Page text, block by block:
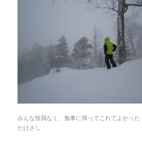
みんな怪我なく、無事に帰ってこれてよかった
たけさし